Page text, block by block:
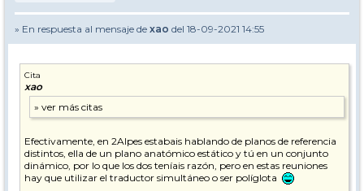
» En respuesta al mensaje de xao del 18-09-2021 14:55
Cita
xao
Efectivamente, en 2Alpes estabais hablando de planos de referencia
distintos, ella de un plano anatómico estático y tú en un conjunto
dinámico, por lo que los dos teníais razón, pero en estas reuniones
hay que utilizar el traductor simultáneo o ser políglota